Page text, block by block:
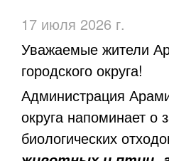
17 июля 2026 г.
Уважаемые жители
городского округа!
Администрация
округа напоминает о
биологических